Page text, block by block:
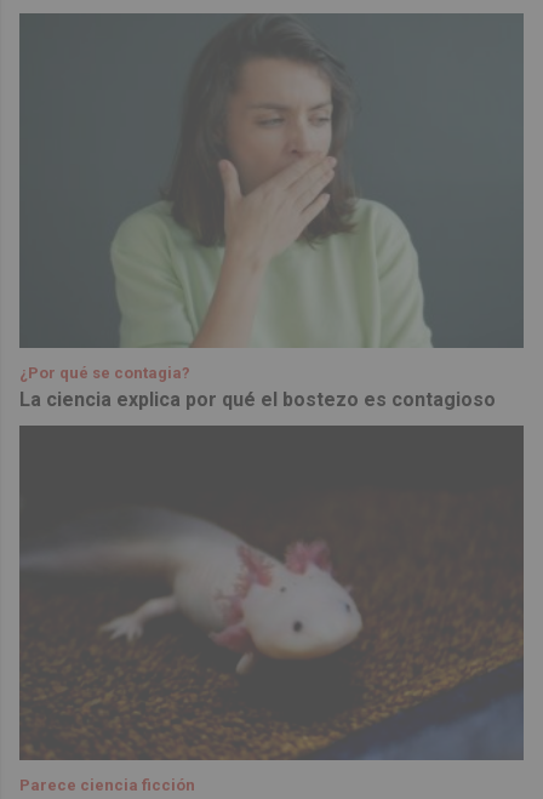
¿Por qué se contagia?
La ciencia explica por qué el bostezo es contagioso
Parece ciencia ficción